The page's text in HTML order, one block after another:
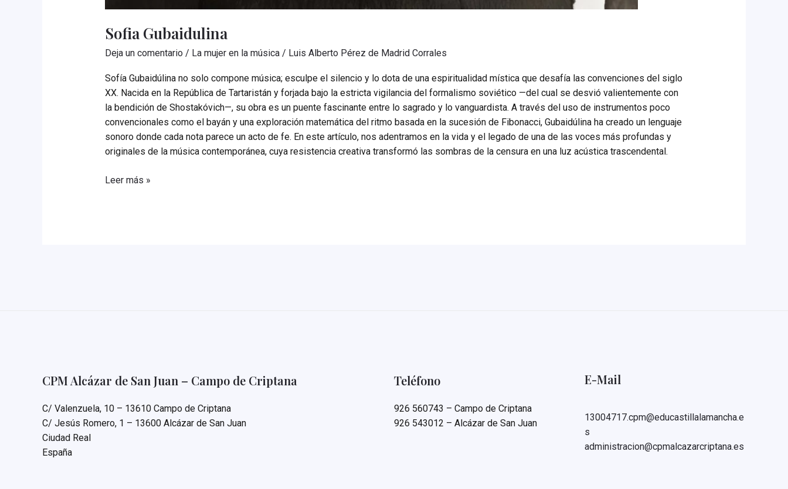
Sofia Gubaidulina
Deja un comentario / La mujer en la música/ Luis Alberto Pérez de Madrid Corrales
Sofía Gubaidúlina no solo compone música; esculpe el silencio y lo dota de una espiritualidad mística que desafía las convenciones del siglo
XX. Nacida en la República de Tartaristán y forjada bajo la estricta vigilancia del formalismo soviético —del cual se desvió valientemente con
la bendición de Shostakóvich—, su obra es un puente fascinante entre lo sagrado y lo vanguardista. A través del uso de instrumentos poco
convencionales como el bayán y una exploración matemática del ritmo basada en la sucesión de Fibonacci, Gubaidúlina ha creado un lenguaje
sonoro donde cada nota parece un acto de fe. En este artículo, nos adentramos en la vida y el legado de una de las voces más profundas y
originales de la música contemporánea, cuya resistencia creativa transformó las sombras de la censura en una luz acústica trascendental.
Sofia
Leer más »
CPM Alcázar de San Juan – Campo de Criptana
C/ Valenzuela, 10 – 13610 Campo de Criptana
C/ Jesús Romero, 1 – 13600 Alcázar de San Juan
Ciudad Real
España
Teléfono
926 560743 – Campo de Criptana
926 543012 – Alcázar de San Juan
E-Mail
13004717.cpm@educastillalamancha.e
s
administracion@cpmalcazarcriptana.es